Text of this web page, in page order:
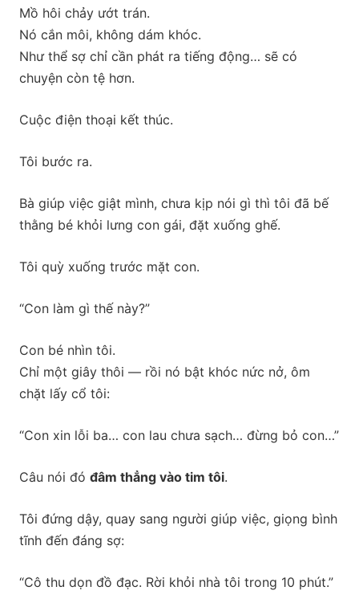
Mồ hôi chảy ướt trán.
Nó cắn môi, không dám khóc.
Như thể sợ chỉ cần phát ra tiếng động… sẽ có
chuyện còn tệ hơn.
Cuộc điện thoại kết thúc.
Tôi bước ra.
Bà giúp việc giật mình, chưa kịp nói gì thì tôi đã bế
thằng bé khỏi lưng con gái, đặt xuống ghế.
Tôi quỳ xuống trước mặt con.
“Con làm gì thế này?”
Con bé nhìn tôi.
Chỉ một giây thôi — rồi nó bật khóc nức nở, ôm
chặt lấy cổ tôi:
“Con xin lỗi ba… con lau chưa sạch… đừng bỏ con…”
Câu nói đó đâm thẳng vào tim tôi.
Tôi đứng dậy, quay sang người giúp việc, giọng bình
tĩnh đến đáng sợ:
“Cô thu dọn đồ đạc. Rời khỏi nhà tôi trong 10 phút.”